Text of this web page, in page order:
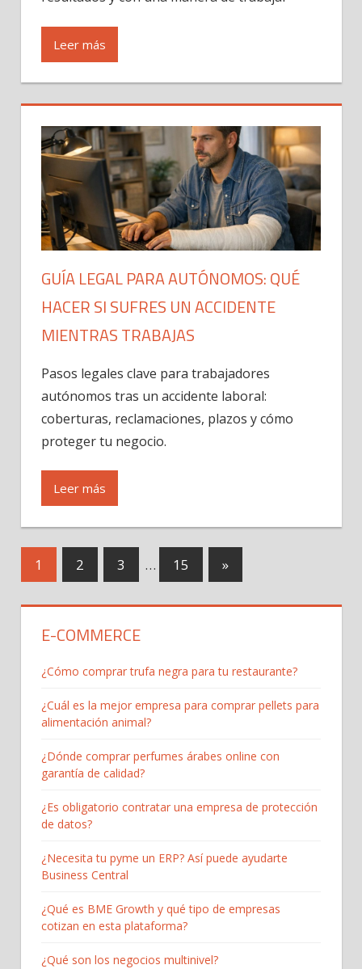
Leer más
GUÍA LEGAL PARA AUTÓNOMOS: QUÉ
HACER SI SUFRES UN ACCIDENTE
MIENTRAS TRABAJAS
Pasos legales clave para trabajadores
autónomos tras un accidente laboral:
coberturas, reclamaciones, plazos y cómo
proteger tu negocio.
Leer más
Navegación
1 2 3 … 15
Next
Posts
»
E-COMMERCE
¿Cómo comprar trufa negra para tu restaurante?
¿Cuál es la mejor empresa para comprar pellets para
alimentación animal?
¿Dónde comprar perfumes árabes online con
garantía de calidad?
¿Es obligatorio contratar una empresa de protección
de datos?
¿Necesita tu pyme un ERP? Así puede ayudarte
Business Central
¿Qué es BME Growth y qué tipo de empresas
cotizan en esta plataforma?
¿Qué son los negocios multinivel?